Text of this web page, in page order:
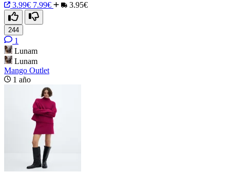
3.99€ 7.99€ 3.95€
244
1
Lunam
Lunam
Mango Outlet
1 año